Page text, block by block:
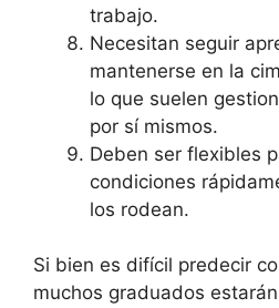
trabajo.
Necesitan seguir
mantenerse en la
lo que suelen
por sí mismos.
Deben ser flexibles
condiciones
los rodean.
Si bien es difícil predecir
muchos graduados